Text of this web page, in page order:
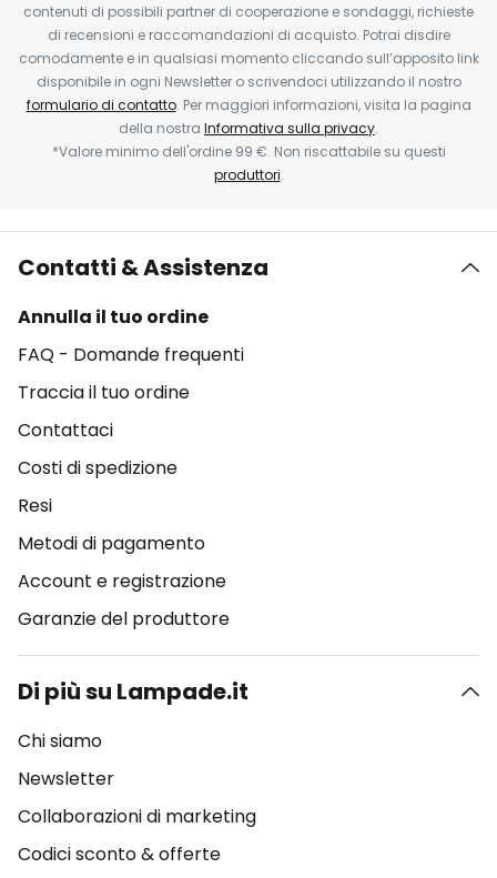
contenuti di possibili partner di cooperazione e sondaggi, richieste
di recensioni e raccomandazioni di acquisto. Potrai disdire
comodamente e in qualsiasi momento cliccando sull’apposito link
disponibile in ogni Newsletter o scrivendoci utilizzando il nostro
formulario di contatto. Per maggiori informazioni, visita la pagina
della nostra Informativa sulla privacy.
*Valore minimo dell'ordine 99 €. Non riscattabile su questi
produttori.
Contatti & Assistenza
Annulla il tuo ordine
FAQ - Domande frequenti
Traccia il tuo ordine
Contattaci
Costi di spedizione
Resi
Metodi di pagamento
Account e registrazione
Garanzie del produttore
Di più su Lampade.it
Chi siamo
Newsletter
Collaborazioni di marketing
Codici sconto & offerte